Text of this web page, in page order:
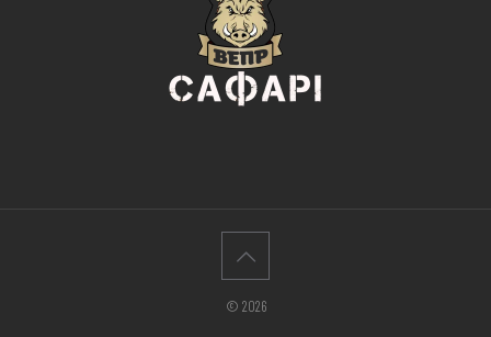
© 2026